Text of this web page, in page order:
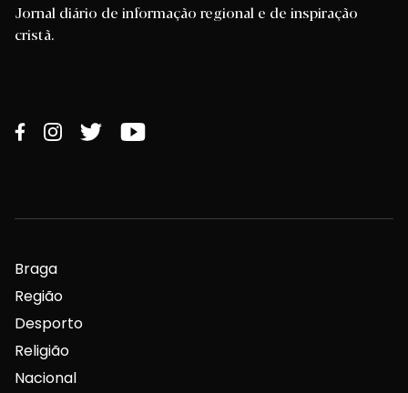
Jornal diário de informação regional e de inspiração
cristã.
Braga
Região
Desporto
Religião
Nacional